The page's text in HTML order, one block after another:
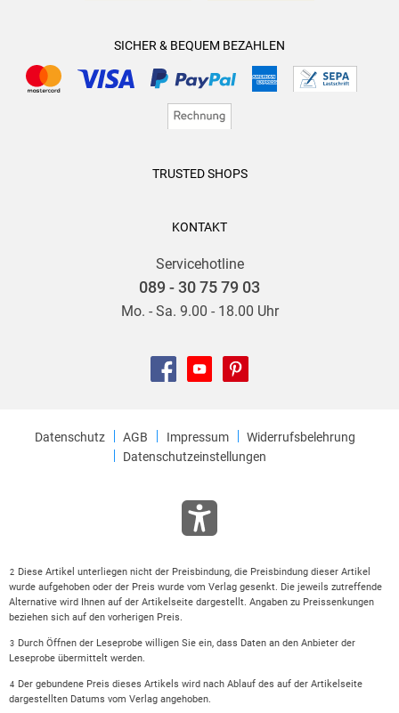
SICHER & BEQUEM BEZAHLEN
TRUSTED SHOPS
KONTAKT
Servicehotline
089 - 30 75 79 03
Mo. - Sa. 9.00 - 18.00 Uhr
Datenschutz AGB Impressum
Widerrufsbelehrung
Datenschutzeinstellungen
2
Diese Artikel unterliegen nicht der Preisbindung, die Preisbindung dieser Artikel
wurde aufgehoben oder der Preis wurde vom Verlag gesenkt. Die jeweils zutreffende
Alternative wird Ihnen auf der Artikelseite dargestellt. Angaben zu Preissenkungen
beziehen sich auf den vorherigen Preis.
3
Durch Öffnen der Leseprobe willigen Sie ein, dass Daten an den Anbieter der
Leseprobe übermittelt werden.
4
Der gebundene Preis dieses Artikels wird nach Ablauf des auf der Artikelseite
dargestellten Datums vom Verlag angehoben.